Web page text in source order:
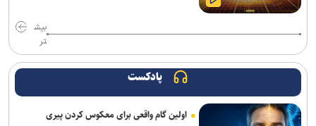
گردوخاک در نقاط مختلف کشور
فروش دور جدید بلیت های زیارتی از ۱۷ مرداد / بلیت برگشت را از مبدأ
سفر تهیه کنید
وزیر راه و شهرسازی: رسانه‌ها در صیانت از حقیقت و انسجام ملی نقشی
بی‌بدیل دارند
بیش
تر
پادکست
اولین گام واقعی برای معکوس کردن پیری